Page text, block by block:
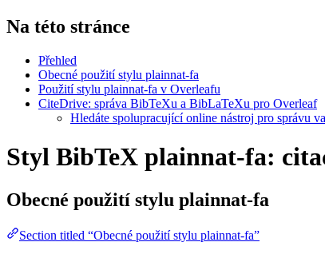
Na této stránce
Přehled
Obecné použití stylu plainnat-fa
Použití stylu plainnat-fa v Overleafu
CiteDrive: správa BibTeXu a BibLaTeXu pro Overleaf
Hledáte spolupracující online nástroj pro správu
Styl BibTeX plainnat-fa:
Obecné použití stylu plainnat-fa
Section titled “Obecné použití stylu plainnat-fa”